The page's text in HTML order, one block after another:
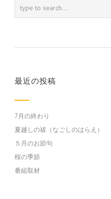
最近の投稿
7月の終わり
夏越しの祓（なごしのはらえ）
５月のお節句
桜の季節
番組取材